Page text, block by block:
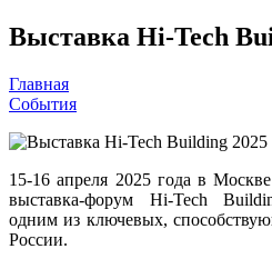
Выставка Hi-Tech
Главная
События
15-16 апреля 2025 года в
выставка-форум Hi-Tech
одним из ключевых,
России.